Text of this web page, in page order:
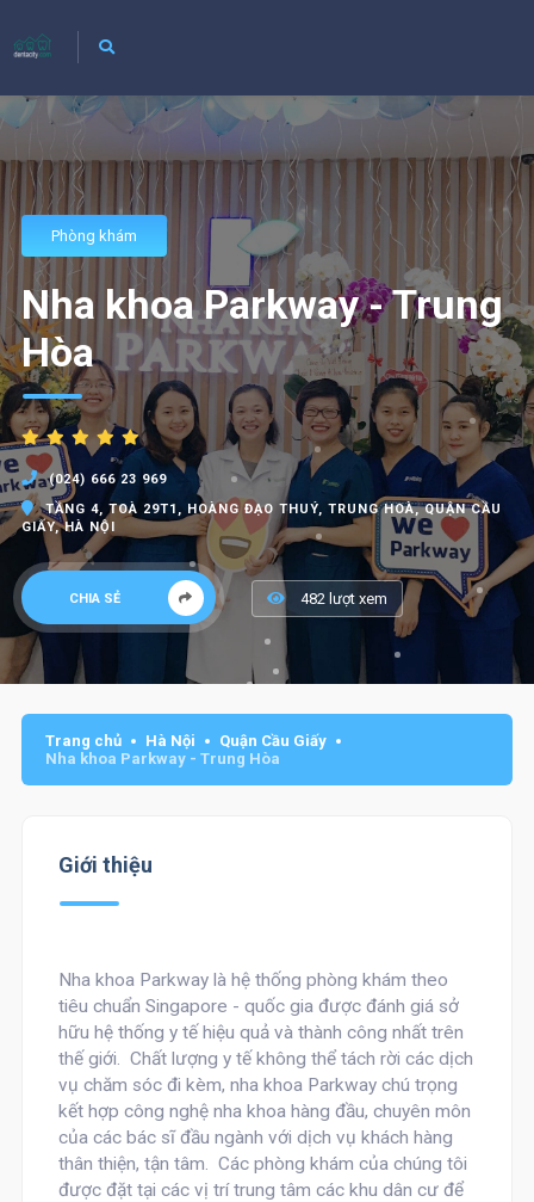
Phòng khám
Nha khoa Parkway - Trung
Hòa
(024) 666 23 969
TẦNG 4, TOÀ 29T1, HOÀNG ĐẠO THUÝ, TRUNG HOÀ, QUẬN CẦU
GIẤY, HÀ NỘI
CHIA SẺ 482 lượt xem
Trang chủ Hà Nội
Quận Cầu Giấy
Nha khoa Parkway - Trung Hòa
Giới thiệu
Nha khoa Parkway là hệ thống phòng khám theo
tiêu chuẩn Singapore - quốc gia được đánh giá sở
hữu hệ thống y tế hiệu quả và thành công nhất trên
thế giới. Chất lượng y tế không thể tách rời các dịch
vụ chăm sóc đi kèm, nha khoa Parkway chú trọng
kết hợp công nghệ nha khoa hàng đầu, chuyên môn
của các bác sĩ đầu ngành với dịch vụ khách hàng
thân thiện, tận tâm. Các phòng khám của chúng tôi
được đặt tại các vị trí trung tâm các khu dân cư để